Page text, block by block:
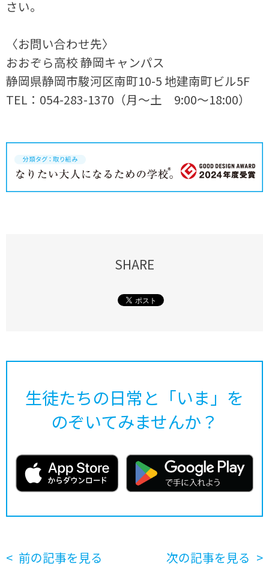
さい。
〈お問い合わせ先〉
おおぞら高校 静岡キャンパス
静岡県静岡市駿河区南町10-5 地建南町ビル5F
TEL：054-283-1370（月～土 9:00～18:00）
SHARE
生徒たちの日常と「いま」を
のぞいてみませんか？
前の記事を見る 次の記事を見る